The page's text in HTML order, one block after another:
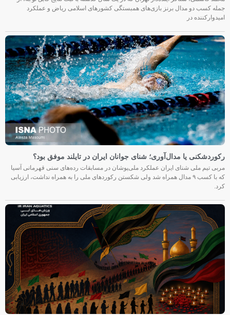
جمله کسب دو مدال برنز بازی‌های همبستگی کشورهای اسلامی ریاض و عملکرد
امیدوارکننده در
رکوردشکنی یا مدال‌آوری؛ شنای جوانان ایران در تایلند موفق بود؟
مربی تیم ملی شنای ایران عملکرد ملی‌پوشان در مسابقات رده‌های سنی قهرمانی آسیا
که با کسب ۹ مدال همراه شد ولی شکستن رکوردهای ملی را به همراه نداشت، ارزیابی
کرد.